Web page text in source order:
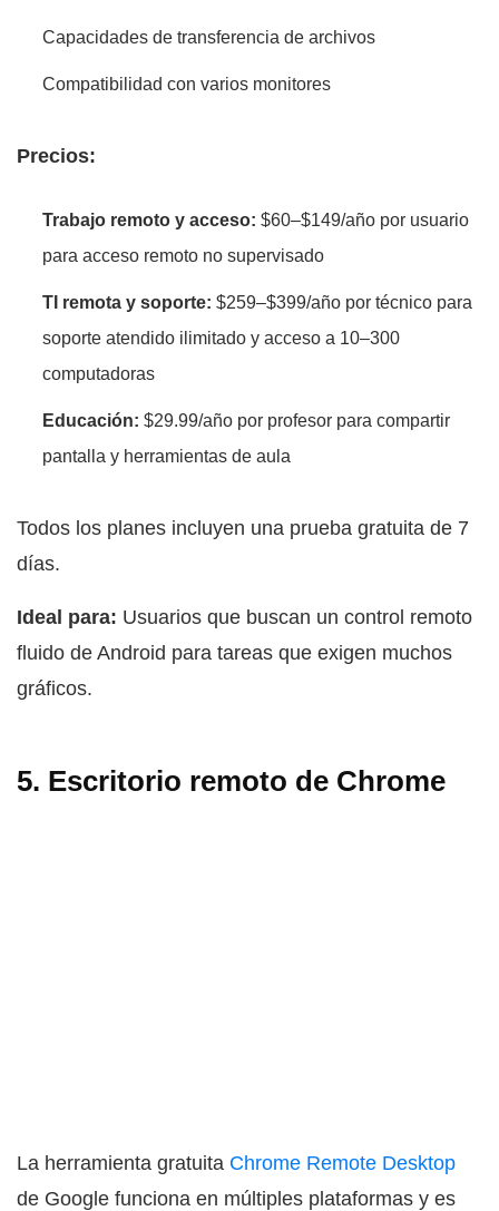
Capacidades de transferencia de archivos
Compatibilidad con varios monitores
Precios:
Trabajo remoto y acceso: $60–$149/año por usuario
para acceso remoto no supervisado
TI remota y soporte: $259–$399/año por técnico para
soporte atendido ilimitado y acceso a 10–300
computadoras
Educación: $29.99/año por profesor para compartir
pantalla y herramientas de aula
Todos los planes incluyen una prueba gratuita de 7
días.
Ideal para: Usuarios que buscan un control remoto
fluido de Android para tareas que exigen muchos
gráficos.
5. Escritorio remoto de Chrome
La herramienta gratuita Chrome Remote Desktop
de Google funciona en múltiples plataformas y es